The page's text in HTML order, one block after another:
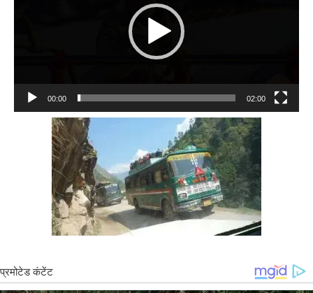
00:00 02:00